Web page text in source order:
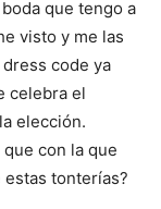
que tengo a
visto y me las
code ya
celebra el
elección.
con la que
tonterías?